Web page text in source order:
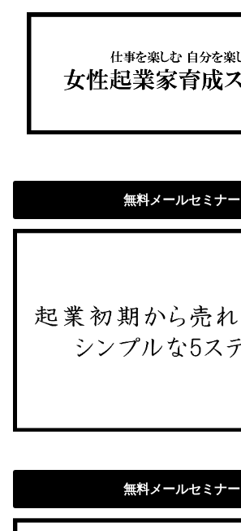
無料メールセミナー
無料メールセミナー